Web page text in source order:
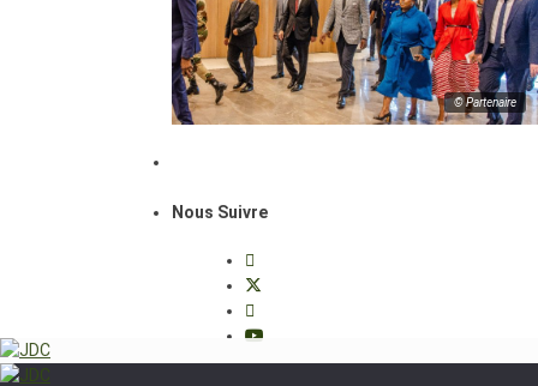
© Partenaire
Nous Suivre